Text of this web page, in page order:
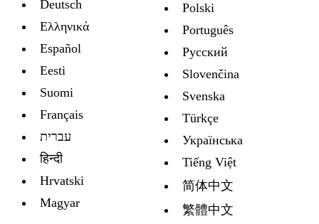
Deutsch
Ελληνικά
Español
Eesti
Suomi
Français
עברית
हिन्दी
Hrvatski
Magyar
Polski
Português
Русский
Slovenčina
Svenska
Türkçe
Украïнська
Tiếng Việt
简体中文
繁體中文